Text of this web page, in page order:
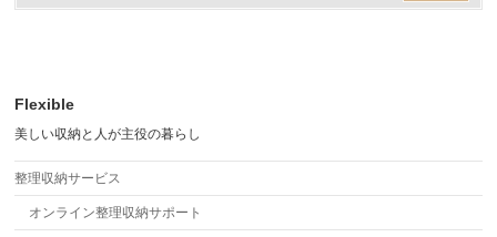
Flexible
美しい収納と人が主役の暮らし
整理収納サービス
オンライン整理収納サポート